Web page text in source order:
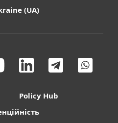
(UA)
Policy Hub